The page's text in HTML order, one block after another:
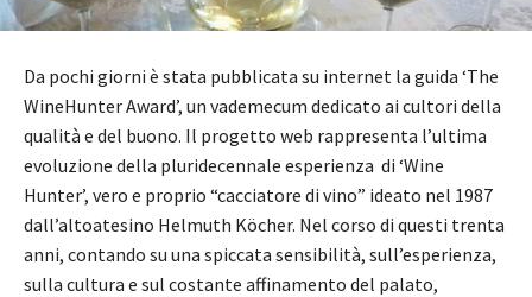
Da pochi giorni è stata pubblicata su internet la guida ‘The
WineHunter Award’, un vademecum dedicato ai cultori della
qualità e del buono. Il progetto web rappresenta l’ultima
evoluzione della pluridecennale esperienza di ‘Wine
Hunter’, vero e proprio “cacciatore di vino” ideato nel 1987
dall’altoatesino Helmuth Köcher. Nel corso di questi trenta
anni, contando su una spiccata sensibilità, sull’esperienza,
sulla cultura e sul costante affinamento del palato,